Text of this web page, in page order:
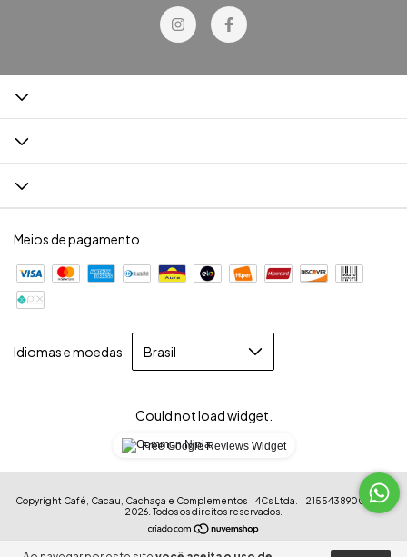
Meios de pagamento
Idiomas e moedas
Could not load widget.
Free Google Reviews Widget
Copyright Café, Cacau, Cachaça e Complementos - 4Cs Ltda. - 21554389000197 -
2026. Todos os direitos reservados.